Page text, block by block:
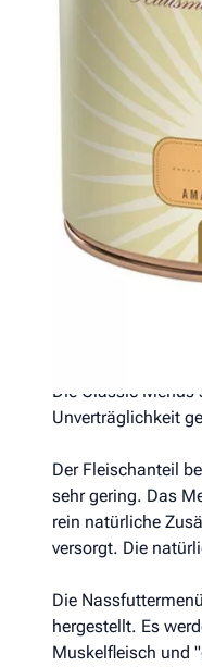
Produkt­details
Terra Canis
Alleinfuttermittel
Hinweis: Terra
Die Classic Menüs
Unverträglichkeit
Der Fleischanteil
sehr gering. Das
rein natürliche
versorgt. Die
Die
hergestellt. Es
Muskelfleisch und